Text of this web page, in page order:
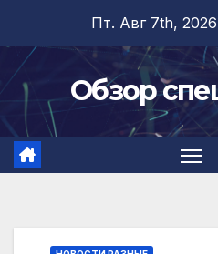
содержимому
Пт. Авг 7th, 2026
Обзор